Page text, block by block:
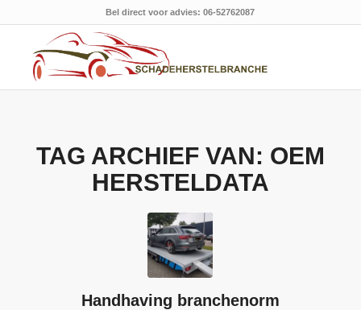
Bel direct voor advies: 06-52762087
TAG ARCHIEF VAN: OEM
HERSTELDATA
Handhaving branchenorm